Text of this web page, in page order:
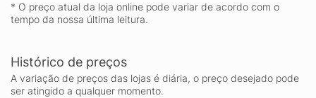
* O preço atual da loja online pode variar de acordo com o
tempo da nossa última leitura.
Histórico de preços
A variação de preços das lojas é diária, o preço desejado pode
ser atingido a qualquer momento.